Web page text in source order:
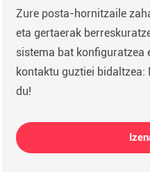
Zure posta-hornitzaile
eta gertaerak
sistema bat konfiguratzea
kontaktu guztiei
du!